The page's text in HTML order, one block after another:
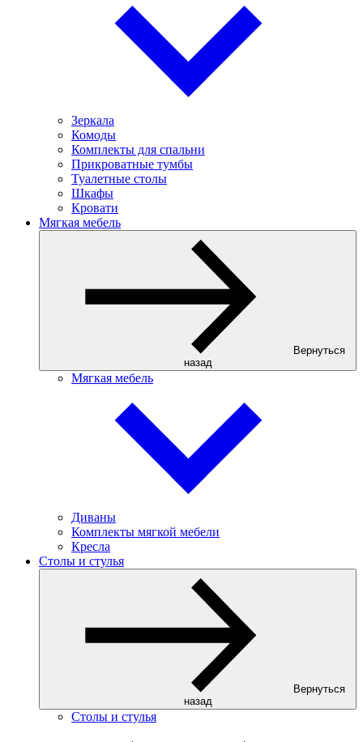
Зеркала
Комоды
Комплекты для спальни
Прикроватные тумбы
Туалетные столы
Шкафы
Кровати
Мягкая мебель
Вернуться
назад
Мягкая мебель
Диваны
Комплекты мягкой мебели
Кресла
Столы и стулья
Вернуться
назад
Столы и стулья